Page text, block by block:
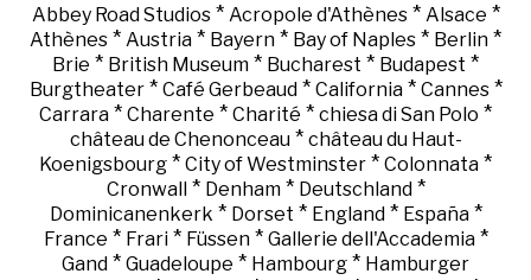
Abbey Road Studios* Acropole d'Athènes* Alsace *
Athènes * Austria * Bayern * Bay of Naples * Berlin *
Brie * British Museum * Bucharest * Budapest *
Burgtheater* Café Gerbeaud* California* Cannes*
Carrara * Charente * Charité * chiesa di San Polo *
château de Chenonceau* château du Haut-
Koenigsbourg * City of Westminster * Colonnata *
Cronwall * Denham* Deutschland*
Dominicanenkerk * Dorset * England* España*
France * Frari* Füssen* Gallerie dell'Accademia*
Gand * Guadeloupe * Hambourg * Hamburger